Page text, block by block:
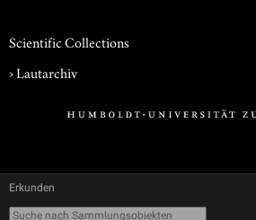
Scientific Collections
›Lautarchiv
Erkunden